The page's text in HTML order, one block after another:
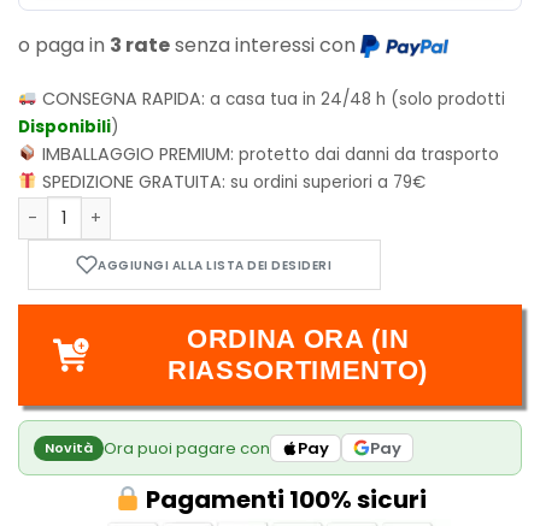
o paga in 3 ratesenza interessi con
CONSEGNA RAPIDA:a casa tua in 24/48 h (solo prodotti
Disponibili)
IMBALLAGGIO PREMIUM:protetto dai danni da trasporto
SPEDIZIONE GRATUITA:su ordini superiori a 79€
L'Ultima Torcia quantità
ORDINA ORA (IN
RIASSORTIMENTO)
Novità Ora puoi pagare con Pay Pay
Pagamenti 100% sicuri